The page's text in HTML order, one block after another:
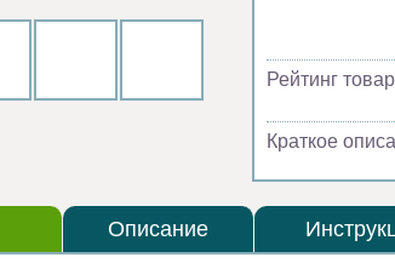
Рейтинг
Краткое
Описание